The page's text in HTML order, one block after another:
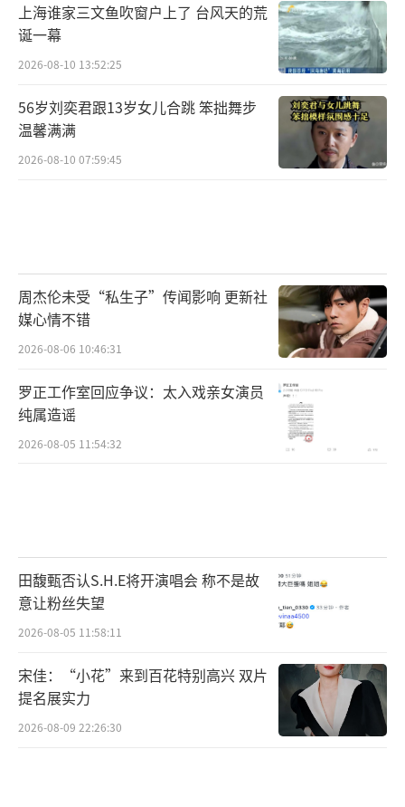
在路线设计上，节目组把青少年的获得感
育，长城、中国军事博物馆、圆明园、天安门
等爱国主义教育，清华大学、国家科技馆等人
生成长教育，让孩子们在厚重历史里向下扎
根，在未来展望里向上生长。大湾区文化之旅
包含了珠海太空世界、华南飞机工厂、渔女
湾、香港大学、金紫荆广场、维多利亚港、澳
门大学、澳门回归纪念馆、大三巴牌坊等丰富
孩子们的成长构建一个轻松愉悦、收获满满的
文化氛围。
上海谁家三文鱼吹窗户上了 台风天的荒
诞一幕
2026-08-10 13:52:25
56岁刘奕君跟13岁女儿合跳 笨拙舞步
温馨满满
2026-08-10 07:59:45
周杰伦未受“私生子”传闻影响 更新社
媒心情不错
2026-08-06 10:46:31
罗正工作室回应争议：太入戏亲女演员
纯属造谣
2026-08-05 11:54:32
田馥甄否认S.H.E将开演唱会 称不是故
意让粉丝失望
2026-08-05 11:58:11
宋佳：“小花”来到百花特别高兴 双片
提名展实力
2026-08-09 22:26:30